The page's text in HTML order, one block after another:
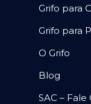
Grifo para
Grifo para
O Grifo
Blog
SAC – Fale